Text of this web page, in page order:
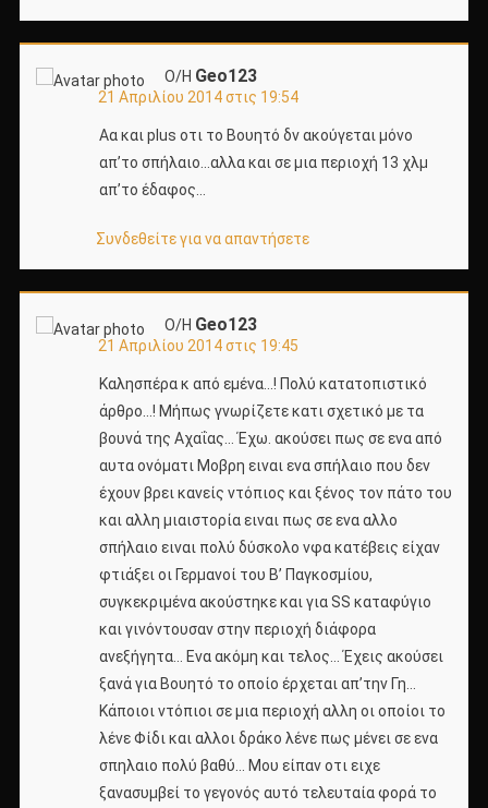
Ο/Η Geo123
21 Απριλίου 2014 στις 19:54
Αα και plus οτι το Βουητό δν ακούγεται μόνο
απ’το σπήλαιο…αλλα και σε μια περιοχή 13 χλμ
απ’το έδαφος…
Συνδεθείτε για να απαντήσετε
Ο/Η Geo123
21 Απριλίου 2014 στις 19:45
Καλησπέρα κ από εμένα…! Πολύ κατατοπιστικό
άρθρο…! Μήπως γνωρίζετε κατι σχετικό με τα
βουνά της Αχαΐας… Έχω. ακούσει πως σε ενα από
αυτα ονόματι Μοβρη ειναι ενα σπήλαιο που δεν
έχουν βρει κανείς ντόπιος και ξένος τον πάτο του
και αλλη μιαιστορία ειναι πως σε ενα αλλο
σπήλαιο ειναι πολύ δύσκολο νφα κατέβεις είχαν
φτιάξει οι Γερμανοί του Β’ Παγκοσμίου,
συγκεκριμένα ακούστηκε και για SS καταφύγιο
και γινόντουσαν στην περιοχή διάφορα
ανεξήγητα… Ενα ακόμη και τελος… Έχεις ακούσει
ξανά για Βουητό το οποίο έρχεται απ’την Γη…
Κάποιοι ντόπιοι σε μια περιοχή αλλη οι οποίοι το
λένε Φίδι και αλλοι δράκο λένε πως μένει σε ενα
σπηλαιο πολύ βαθύ… Μου είπαν οτι ειχε
ξανασυμβεί το γεγονός αυτό τελευταία φορά το